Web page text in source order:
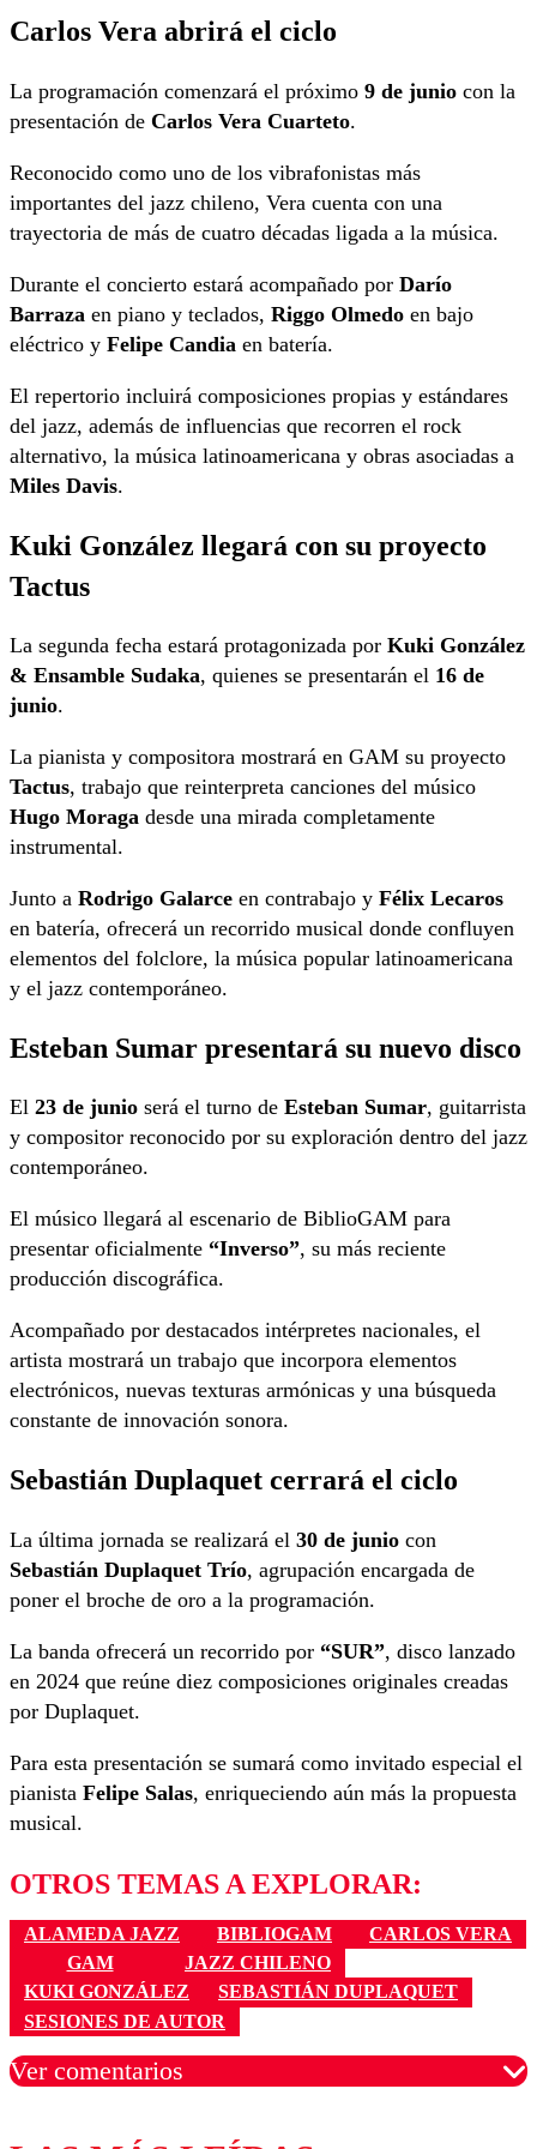
Carlos Vera abrirá el ciclo
La programación comenzará el próximo 9 de junio con la
presentación de Carlos Vera Cuarteto.
Reconocido como uno de los vibrafonistas más
importantes del jazz chileno, Vera cuenta con una
trayectoria de más de cuatro décadas ligada a la música.
Durante el concierto estará acompañado por Darío
Barraza en piano y teclados, Riggo Olmedo en bajo
eléctrico y Felipe Candia en batería.
El repertorio incluirá composiciones propias y estándares
del jazz, además de influencias que recorren el rock
alternativo, la música latinoamericana y obras asociadas a
Miles Davis.
Kuki González llegará con su proyecto
Tactus
La segunda fecha estará protagonizada por Kuki González
& Ensamble Sudaka, quienes se presentarán el 16 de
junio.
La pianista y compositora mostrará en GAM su proyecto
Tactus, trabajo que reinterpreta canciones del músico
Hugo Moraga desde una mirada completamente
instrumental.
Junto a Rodrigo Galarce en contrabajo y Félix Lecaros
en batería, ofrecerá un recorrido musical donde confluyen
elementos del folclore, la música popular latinoamericana
y el jazz contemporáneo.
Esteban Sumar presentará su nuevo disco
El 23 de junio será el turno de Esteban Sumar, guitarrista
y compositor reconocido por su exploración dentro del jazz
contemporáneo.
El músico llegará al escenario de BiblioGAM para
presentar oficialmente “Inverso”, su más reciente
producción discográfica.
Acompañado por destacados intérpretes nacionales, el
artista mostrará un trabajo que incorpora elementos
electrónicos, nuevas texturas armónicas y una búsqueda
constante de innovación sonora.
Sebastián Duplaquet cerrará el ciclo
La última jornada se realizará el 30 de junio con
Sebastián Duplaquet Trío, agrupación encargada de
poner el broche de oro a la programación.
La banda ofrecerá un recorrido por “SUR”, disco lanzado
en 2024 que reúne diez composiciones originales creadas
por Duplaquet.
Para esta presentación se sumará como invitado especial el
pianista Felipe Salas, enriqueciendo aún más la propuesta
musical.
OTROS TEMAS A EXPLORAR:
ALAMEDA JAZZ BIBLIOGAM
CARLOS VERA
GAM
JAZZ CHILENO
KUKI GONZÁLEZ
SEBASTIÁN DUPLAQUET
SESIONES DE AUTOR
Ver comentarios